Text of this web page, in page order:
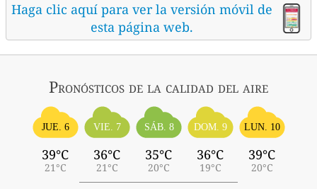
Haga clic aquí para ver la versión móvil de
esta página web.
Pronósticos de la calidad del aire
JUE. 6
39°C
21°C
VIE. 7
36°C
21°C
SÁB. 8
35°C
20°C
DOM. 9
36°C
19°C
LUN. 10
39°C
20°C